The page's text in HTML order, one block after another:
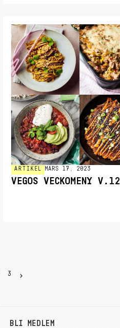
ARTIKEL MARS 17, 2023
VEGOS VECKOMENY V.12
3
BLI MEDLEM